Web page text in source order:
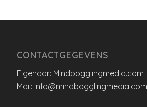
CONTACTGEGEVENS
Eigenaar: Mindbogglingmedia.com
Mail: info@mindbogglingmedia.com